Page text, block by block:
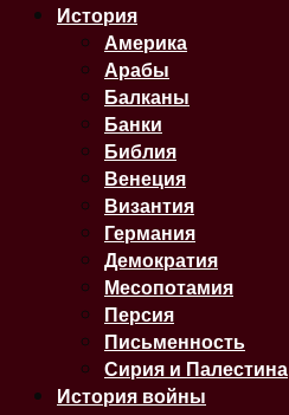
История
Америка
Арабы
Балканы
Банки
Библия
Венеция
Византия
Германия
Демократия
Месопотамия
Персия
Письменность
Сирия и Палестина
История войны